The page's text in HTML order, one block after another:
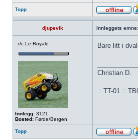
Topp
djupevik Innleggets emne:
r/c Le Royale
Innlegg: 3121
Bosted: Førde/Bergen
Bare litt i
Christian D.
:: TT-01 ::
Topp